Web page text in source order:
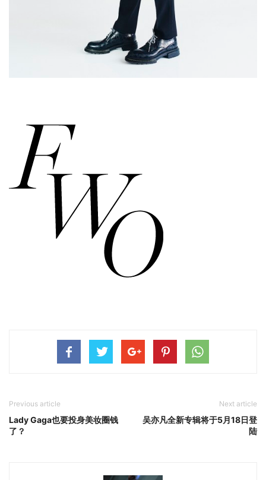
Previous article
Lady Gaga也要投身美妆圈钱
了？
Next article
吴亦凡全新专辑将于5月18日登
陆